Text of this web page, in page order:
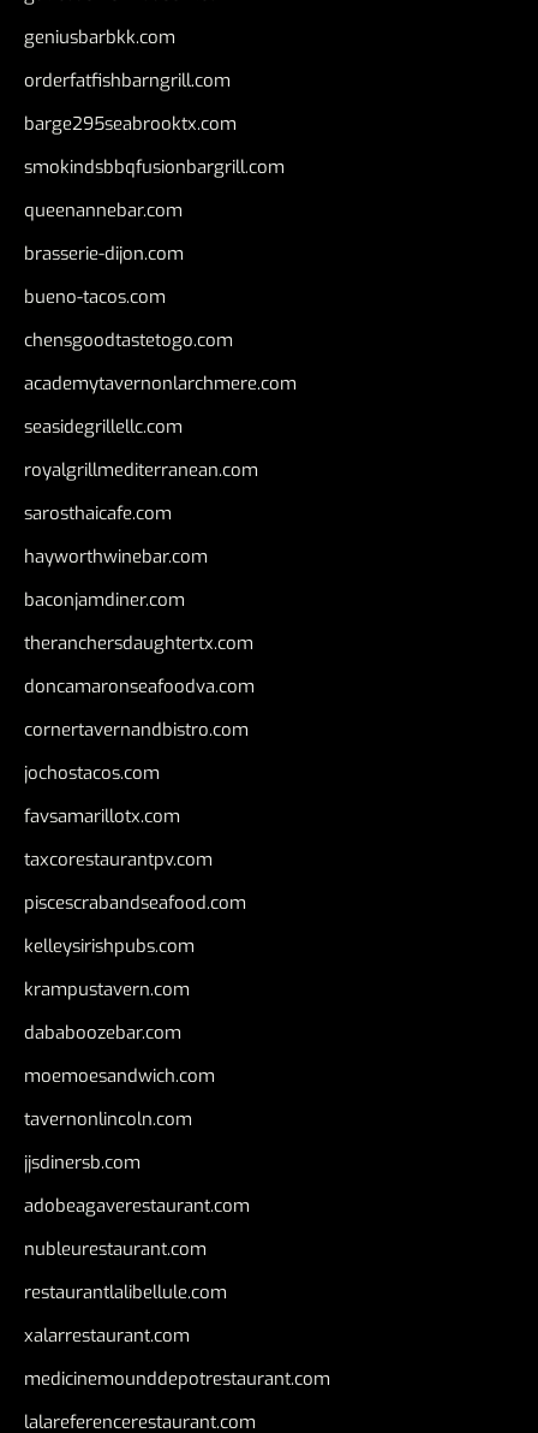
geniusbarbkk.com
orderfatfishbarngrill.com
barge295seabrooktx.com
smokindsbbqfusionbargrill.com
queenannebar.com
brasserie-dijon.com
bueno-tacos.com
chensgoodtastetogo.com
academytavernonlarchmere.com
seasidegrillellc.com
royalgrillmediterranean.com
sarosthaicafe.com
hayworthwinebar.com
baconjamdiner.com
theranchersdaughtertx.com
doncamaronseafoodva.com
cornertavernandbistro.com
jochostacos.com
favsamarillotx.com
taxcorestaurantpv.com
piscescrabandseafood.com
kelleysirishpubs.com
krampustavern.com
dababoozebar.com
moemoesandwich.com
tavernonlincoln.com
jjsdinersb.com
adobeagaverestaurant.com
nubleurestaurant.com
restaurantlalibellule.com
xalarrestaurant.com
medicinemounddepotrestaurant.com
lalareferencerestaurant.com